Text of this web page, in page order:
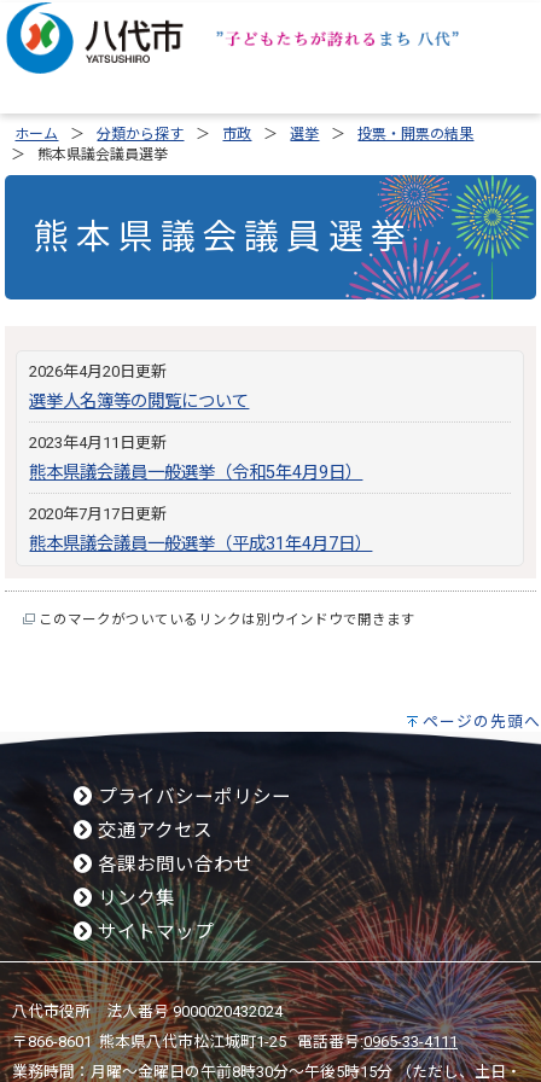
ホーム 分類から探す 市政 選挙
投票・開票の結果
熊本県議会議員選挙
熊本県議会議員選挙
2026年4月20日更新
選挙人名簿等の閲覧について
2023年4月11日更新
熊本県議会議員一般選挙（令和5年4月9日）
2020年7月17日更新
熊本県議会議員一般選挙（平成31年4月7日）
このマークがついているリンクは別ウインドウで開きます
ページの先頭へ
プライバシーポリシー
交通アクセス
各課お問い合わせ
リンク集
サイトマップ
八代市役所 法人番号 9000020432024
〒866-8601 熊本県八代市松江城町1-25 電話番号:0965-33-4111
業務時間：月曜～金曜日の午前8時30分～午後5時15分 （ただし、土日・